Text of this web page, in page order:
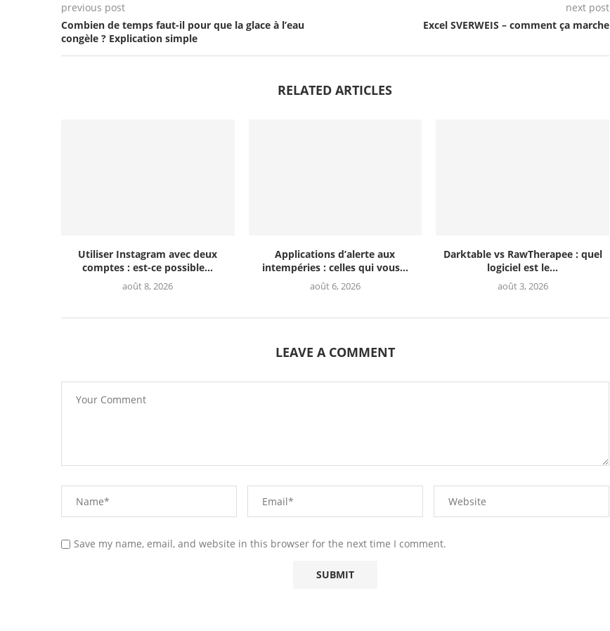
previous post
Combien de temps faut-il pour que la glace à l’eau
congèle ? Explication simple
next post
Excel SVERWEIS – comment ça marche
RELATED ARTICLES
Utiliser Instagram avec deux
comptes : est-ce possible...
août 8, 2026
Applications d’alerte aux
intempéries : celles qui vous...
août 6, 2026
Darktable vs RawTherapee : quel
logiciel est le...
août 3, 2026
LEAVE A COMMENT
Save my name, email, and website in this browser for the next time I comment.